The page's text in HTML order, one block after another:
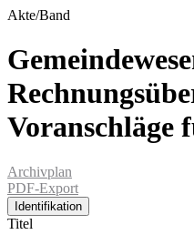
Akte/Band
Voranschläge
Archivplan
PDF-Export
Identifikation
Titel